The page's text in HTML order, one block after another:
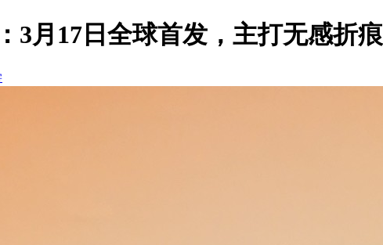
3月17日全球首发，主打无感折痕